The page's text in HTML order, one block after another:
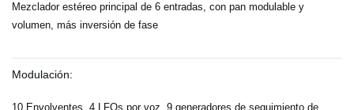
Mezclador estéreo principal de 6 entradas, con pan modulable y
volumen, más inversión de fase
Modulación:
10 Envolventes, 4 LFOs por voz, 9 generadores de seguimiento de